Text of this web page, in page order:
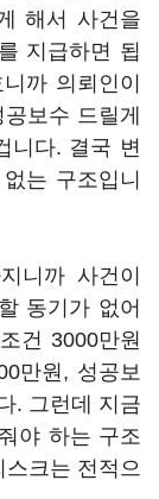
해서 사건을
지급하면 됩
까 의뢰인이
보수 드릴게
니다. 결국 변
는 구조입니
니까 사건이
동기가 없어
건 3000만원
만원, 성공보
. 그런데 지금
야 하는 구조
크는 전적으